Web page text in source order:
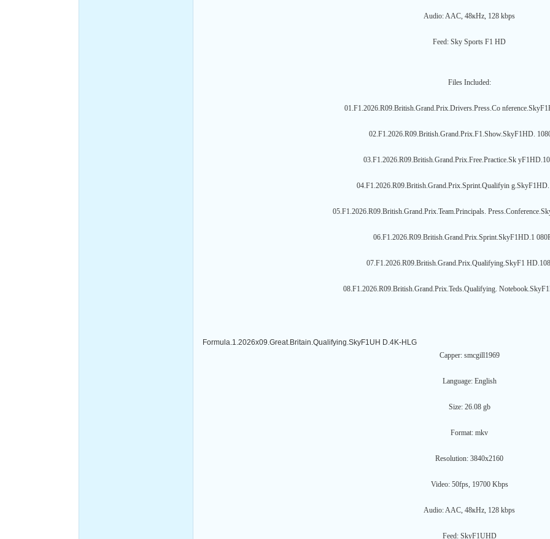
Audio: AAC, 48кHz, 128 kbps
Feed: Sky Sports F1 HD
Files Included:
01.F1.2026.R09.British.Grand.Prix.Drivers.Press.Co
02.F1.2026.R09.British.Grand.Prix.F1.Show.SkyF1HD.
03.F1.2026.R09.British.Grand.Prix.Free.Practice.Sk
04.F1.2026.R09.British.Grand.Prix.Sprint.Qualifyin
05.F1.2026.R09.British.Grand.Prix.Team.Principals.
06.F1.2026.R09.British.Grand.Prix.Sprint.SkyF1HD.1
07.F1.2026.R09.British.Grand.Prix.Qualifying.SkyF1
08.F1.2026.R09.British.Grand.Prix.Teds.Qualifying.
Formula.1.2026x09.Great.Britain.Qualifying.SkyF1UH D.4K-HLG
Capper: smcgill1969
Language: English
Size: 26.08 gb
Format: mkv
Resolution: 3840x2160
Video: 50fps, 19700 Kbps
Audio: AAC, 48кHz, 128 kbps
Feed: SkyF1UHD